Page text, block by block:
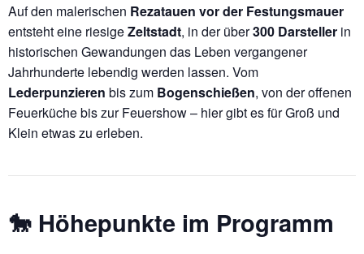
Auf den malerischen Rezatauen vor der Festungsmauer
entsteht eine riesigeZeltstadt, in der über300 Darsteller in
historischen Gewandungen das Leben vergangener
Jahrhunderte lebendig werden lassen. Vom
Lederpunzieren bis zum Bogenschießen, von der offenen
Feuerküche bis zur Feuershow – hier gibt es für Groß und
Klein etwas zu erleben.
🐎 Höhepunkte im Programm